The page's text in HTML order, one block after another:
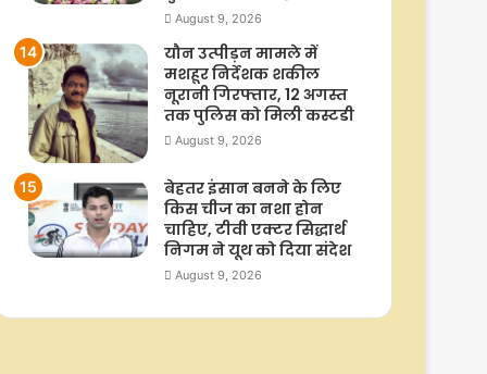
August 9, 2026
यौन उत्पीड़न मामले में
मशहूर निर्देशक शकील
नूरानी गिरफ्तार, 12 अगस्त
तक पुलिस को मिली कस्टडी
August 9, 2026
बेहतर इंसान बनने के लिए
किस चीज का नशा होन
चाहिए, टीवी एक्टर सिद्धार्थ
निगम ने यूथ को दिया संदेश
August 9, 2026